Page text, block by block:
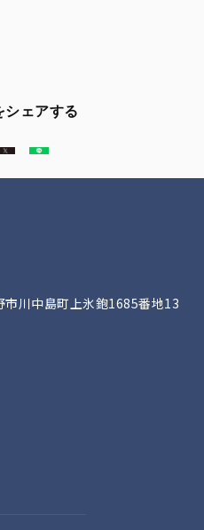
シェアする
川中島町上氷鉋1685番地13